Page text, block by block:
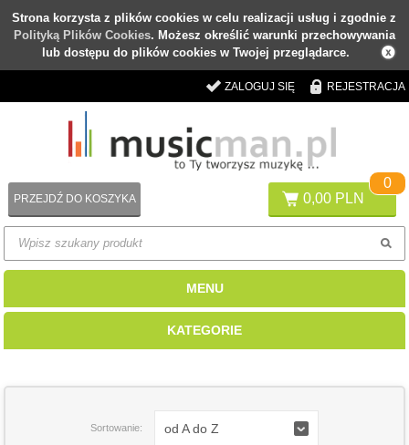
Strona korzysta z plików cookies w celu realizacji usług i zgodnie z
Polityką Plików Cookies. Możesz określić warunki przechowywania
lub dostępu do plików cookies w Twojej przeglądarce.
ZALOGUJ SIĘ REJESTRACJA
0,00 PLN
0
PRZEJDŹ DO KOSZYKA
MENU
KATEGORIE
Sortowanie: od A do Z